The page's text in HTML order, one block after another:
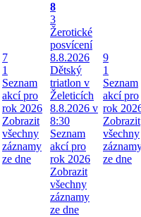
7
1
Seznam
akcí pro
rok 2026
Zobrazit
všechny
záznamy
ze dne
8
3
Žerotické
posvícení
8.8.2026
Dětský
triatlon v
Želeticích
8.8.2026 v
8:30
Seznam
akcí pro
rok 2026
Zobrazit
všechny
záznamy
ze dne
9
1
Seznam
akcí pro
rok
Zobrazit
všechny
ze dne